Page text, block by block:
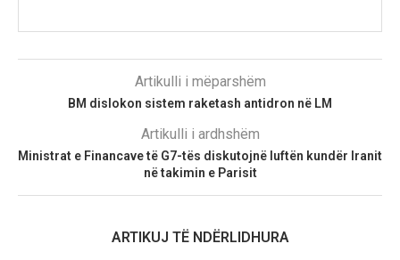
Artikulli i mëparshëm
BM dislokon sistem raketash antidron në LM
Artikulli i ardhshëm
Ministrat e Financave të G7-tës diskutojnë luftën kundër Iranit
në takimin e Parisit
ARTIKUJ TË NDËRLIDHURA